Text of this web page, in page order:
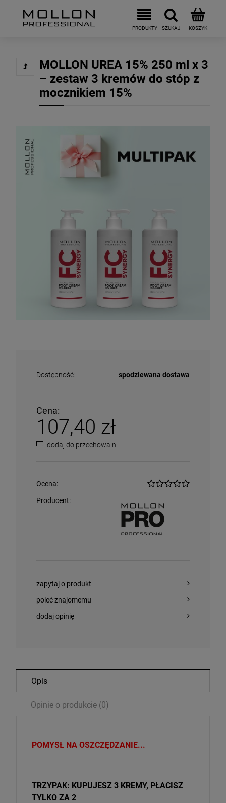
MOLLON UREA 15% 250 ml x 3
– zestaw 3 kremów do stóp z
mocznikiem 15%
Dostępność: spodziewana dostawa
Cena:
107,40 zł
dodaj do przechowalni
Ocena:
Producent:
zapytaj o produkt
poleć znajomemu
dodaj opinię
Opis
Opinie o produkcie (0)
POMYSŁ NA OSZCZĘDZANIE...
TRZYPAK: KUPUJESZ 3 KREMY, PŁACISZ
TYLKO ZA 2